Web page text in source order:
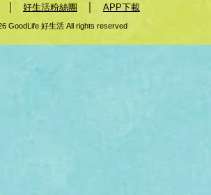
｜ 好生活粉絲團 APP下載
GoodLife 好生活 All rights reserved